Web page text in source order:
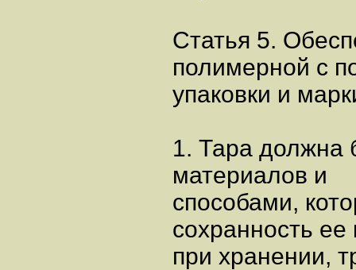
Статья 5.
полимерной с
упаковки и
1. Тара должна
материалов и
способами,
сохранность ее
при хранении,